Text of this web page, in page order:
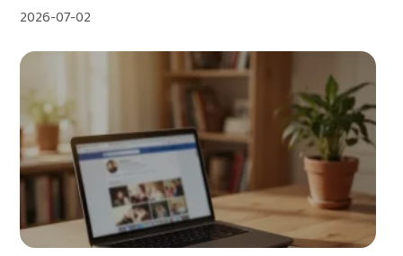
2026-07-02